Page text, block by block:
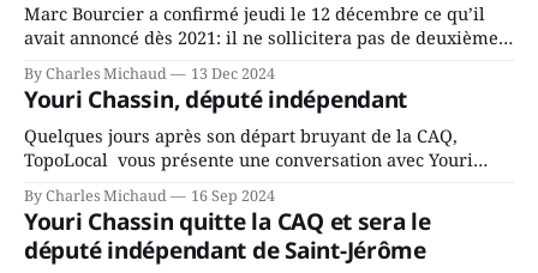
Marc Bourcier a confirmé jeudi le 12 décembre ce qu’il
avait annoncé dès 2021: il ne sollicitera pas de deuxième
mandat à titre de maire de Saint-Jérôme. Bourcier en a
fait l’annonce en s’adressant aux employés de la ville,
rassemblés en soirée pour leur traditionnel souper
By Charles Michaud 13 Dec 2024
Youri Chassin, député indépendant
Quelques jours après son départ bruyant de la CAQ,
TopoLocal vous présente une conversation avec Youri
Chassin. Nous avons causé de sa décision. Y songeait-il
depuis longtemps? Sera-t-il candidat indépendant dans 2
ans? Joindrait-il un autre parti, par exemple les
conservateurs d’Éric Duhaime? Que lui
By Charles Michaud 16 Sep 2024
Youri Chassin quitte la CAQ et sera le
député indépendant de Saint-Jérôme